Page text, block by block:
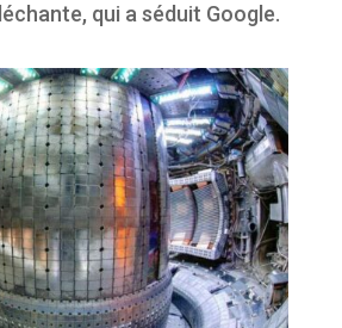
qui a séduit Google.